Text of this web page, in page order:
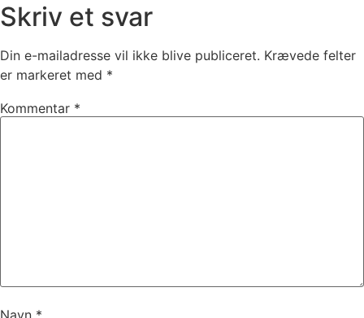
Skriv et svar
Din e-mailadresse vil ikke blive publiceret. Krævede felter
er markeret med *
Kommentar *
Navn *